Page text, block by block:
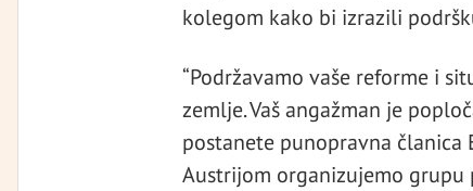
kolegom kako bi izrazili
“Podržavamo vaše reforme i
zemlje. Vaš angažman je
postanete punopravna članica
Austrijom organizujemo grupu